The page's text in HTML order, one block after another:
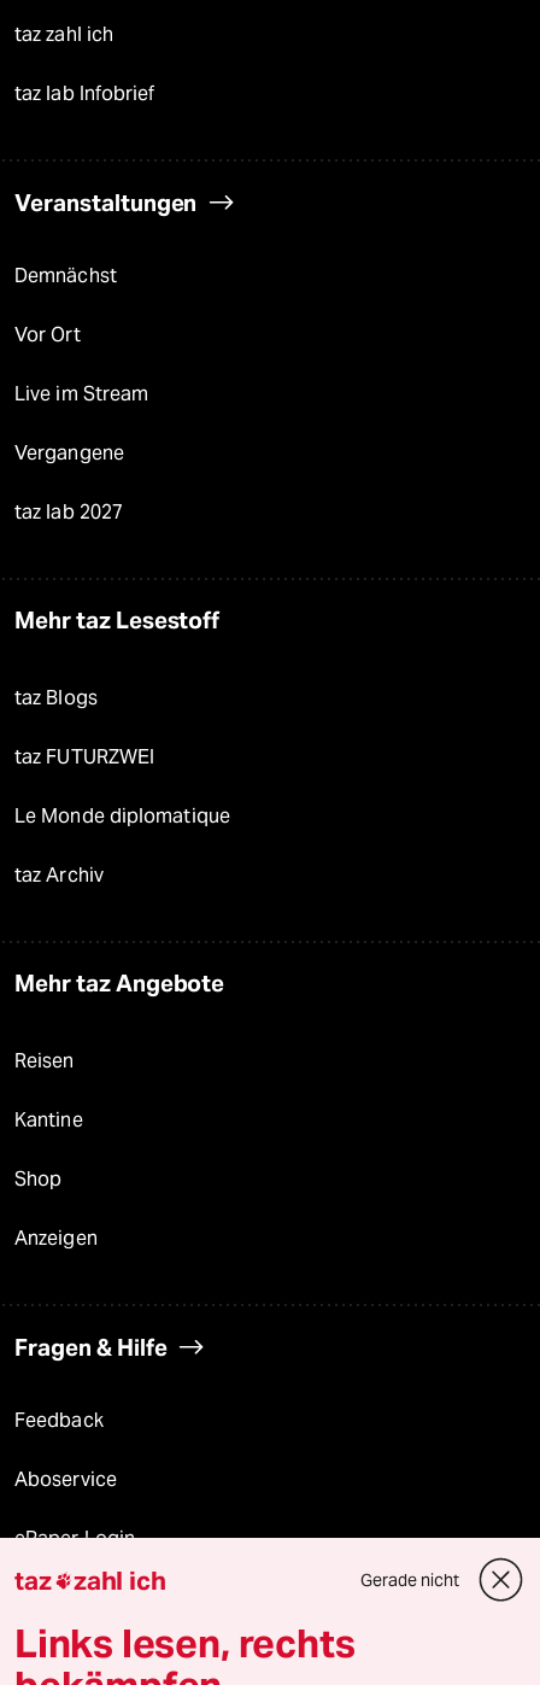
taz zahl ich
taz lab Infobrief
Veranstaltungen
Demnächst
Vor Ort
Live im Stream
Vergangene
taz lab 2027
Mehr taz Lesestoff
taz Blogs
taz FUTURZWEI
Le Monde diplomatique
taz Archiv
Mehr taz Angebote
Reisen
Kantine
Shop
Anzeigen
Fragen & Hilfe
Feedback
Aboservice
ePaper Login
Downloads für Abonnierende
taz zahl ich Gerade nicht
Links lesen, rechts